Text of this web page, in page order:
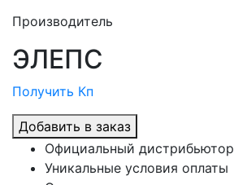
Производитель
ЭЛЕПС
Получить Кп
Добавить в заказ
Официальный дистрибьютор
Уникальные условия оплаты